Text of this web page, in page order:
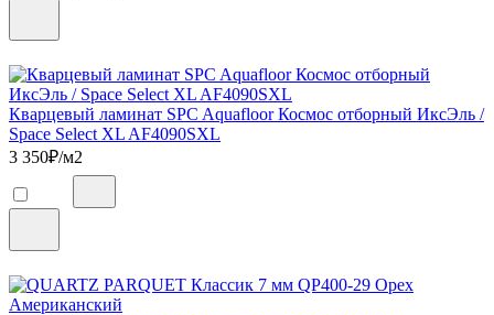
Кварцевый ламинат SPC Aquafloor Космос отборный ИксЭль /
Space Select XL AF4090SXL
3 350₽/м2